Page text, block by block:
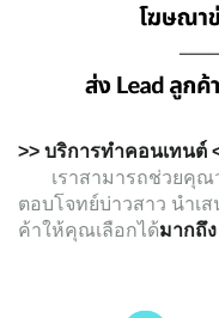
>> บริการทำคอนเทนต์
เราสามารถช่วยคุณ
ตอบโจทย์บ่าวสาว นำ
ค้าให้คุณเลือกได้มากถึ